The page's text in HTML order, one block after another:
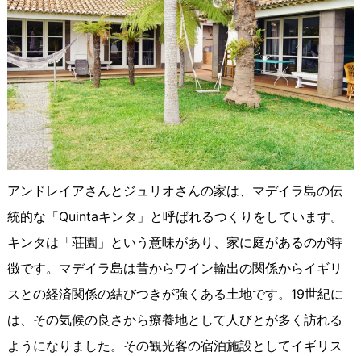
アンドレイアさんとジュリオさんの家は、マデイラ島の伝
統的な「Quintaキンタ」と呼ばれるつくりをしています。
キンタは「荘園」という意味があり、家に庭があるのが特
徴です。マデイラ島は昔からワイン輸出の関係からイギリ
スとの経済関係の結びつきが強くある土地です。19世紀に
は、その気候の良さから療養地として人びとが多く訪れる
ようになりました。その観光客の宿泊施設としてイギリス